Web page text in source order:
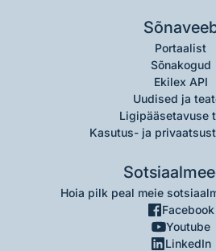
Portaalist
Sõnakogud
Ekilex API
Uudised ja
Ligipääsetavuse
Kasutus- ja
Hoia pilk peal meie
Facebook
Youtube
LinkedIn